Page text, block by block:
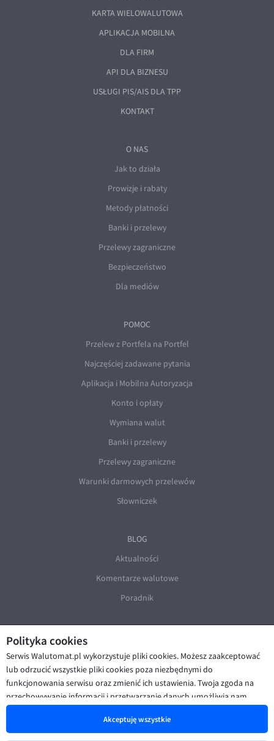
Polityka cookies
Serwis Walutomat.pl wykorzystuje pliki cookies. Możesz zaakceptować
lub odrzucić wszystkie pliki cookies poza niezbędnymi do
funkcjonowania serwisu oraz zmienić ich ustawienia. Twoja zgoda na
przechowywanie informacji i przetwarzanie danych umożliwia nam
poprawę funkcjonalności strony oraz prezentowanie Ci
spersonalizowanych treści i reklam. Więcej informacji znajdziesz w naszej
Akceptuję wszystkie
KARTA WIELOWALUTOWA
APLIKACJA MOBILNA
DLA FIRM
API DLA BIZNESU
USŁUGI PIS/AIS DLA TPP
KONTAKT
O NAS
Jak to działa
Prowizje i rabaty
Metody płatności
Banki i przelewy
Przelewy zagraniczne
Bezpieczeństwo
Dla mediów
POMOC
Przelew z Portfela na Portfel
Najczęściej zadawane pytania
Aplikacja i Mobilna Autoryzacja
Konto i opłaty
Wymiana walut
Banki i przelewy
Przelewy zagraniczne
Warunki darmowych przelewów
Słowniczek
BLOG
Aktualności
Komentarze walutowe
Poradnik
© Walutomat 2026 | Regulaminy
|
Polityka prywatności i cookies | Deklaracja dostępności